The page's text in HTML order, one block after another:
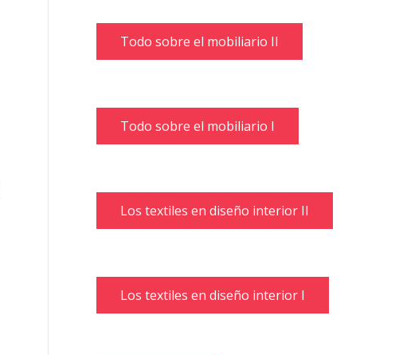
Todo sobre el mobiliario II
Todo sobre el mobiliario I
Los textiles en diseño interior II
Los textiles en diseño interior I